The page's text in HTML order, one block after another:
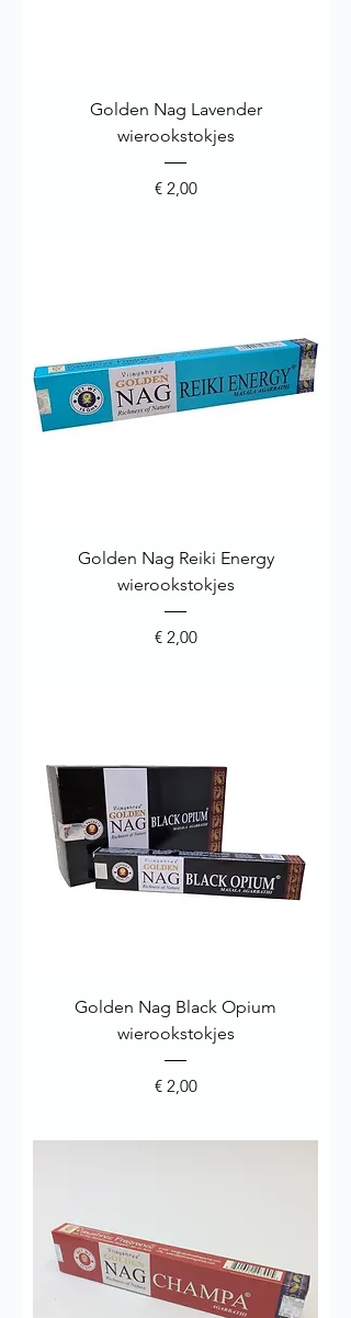
Golden Nag Lavender
wierookstokjes
Prijs
€ 2,00
Golden Nag Reiki Energy
wierookstokjes
Prijs
€ 2,00
Golden Nag Black Opium
wierookstokjes
Prijs
€ 2,00